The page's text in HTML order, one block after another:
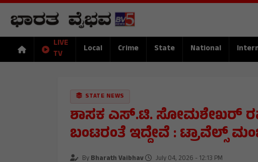
LIVE
TV
Local Crime State National
STATE NEWS
ಶಾಸಕ ಎಸ್.ಟಿ. ಸೋಮಶೇಖರ್
ಬಂಟರಂತೆ ಇದ್ದೇವೆ : ಟ್ರಾವೆಲ್ಸ್
ByBharath Vaibhav July 04, 2026 - 12:13 PM